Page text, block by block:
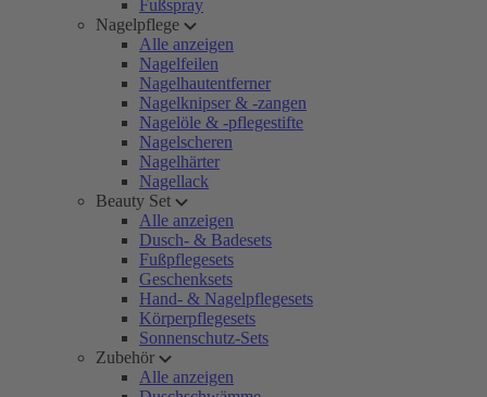
Fußspray
Nagelpflege
Alle anzeigen
Nagelfeilen
Nagelhautentferner
Nagelknipser & -zangen
Nagelöle & -pflegestifte
Nagelscheren
Nagelhärter
Nagellack
Beauty Set
Alle anzeigen
Dusch- & Badesets
Fußpflegesets
Geschenksets
Hand- & Nagelpflegesets
Körperpflegesets
Sonnenschutz-Sets
Zubehör
Alle anzeigen